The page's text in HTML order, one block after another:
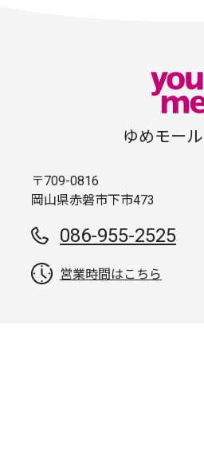
ゆめモー
〒709-0816
岡山県赤磐市下市473
086-955-2525
営業時間はこちら